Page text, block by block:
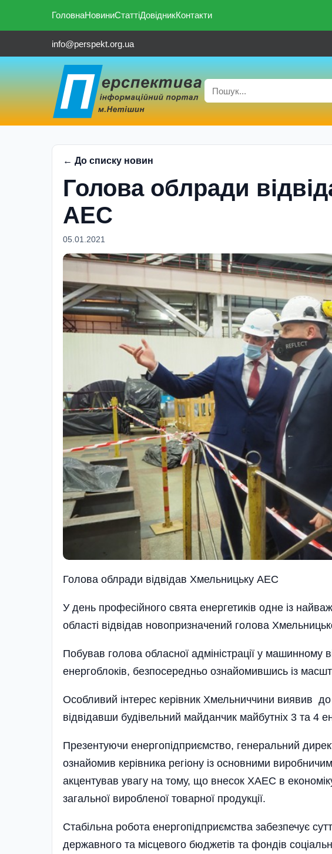
ГоловнаНовиниСтаттіДовідникКонтакти
info@perspekt.org.ua
← До списку новин
Голова облради
АЕС
05.01.2021
Голова облради відвідав Хмельницьку АЕС
У день професійного свята енергетиків одне із
області відвідав новопризначений голова
Побував голова обласної адміністрації у машинному
енергоблоків, безпосередньо ознайомившись із
Особливий інтерес керівник Хмельниччини виявив
відвідавши будівельний майданчик майбутніх 3 та 4
Презентуючи енергопідприємство, генеральний
ознайомив керівника регіону із основними
акцентував увагу на тому, що внесок ХАЕС в
загальної виробленої товарної продукції.
Стабільна робота енергопідприємства забезпечує
державного та місцевого бюджетів та фондів